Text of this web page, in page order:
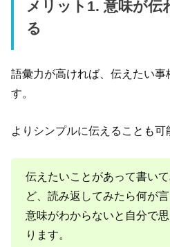
メリット1. 意味が伝
る
語彙力が高ければ、伝えたい事
す。
よりシンプルに伝えることも可
伝えたいことがあって書い
ど、読み返してみたら何が
意味がわからないと自分で
ります。